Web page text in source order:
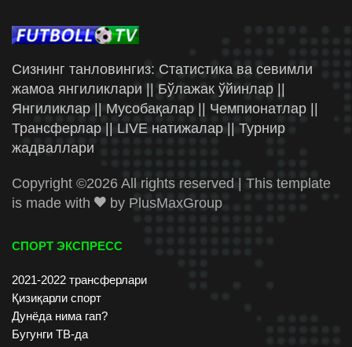
Сизнинг танловингиз: Статистика ва севимли
жамоа янгиликлари || Бўлажак ўйинлар ||
Янгиликлар || Мусобақалар || Чемпионатлар ||
Трансферлар || LIVE натижалар || Турнир
жадваллари
Copyright ©2026 All rights reserved | This template
is made with
by PlusMaxGroup
СПОРТ ЭКСПРЕСС
2021-2022 трансферлари
Қизиқарли спорт
Дунёда нима гап?
Бугунги ТВ-да